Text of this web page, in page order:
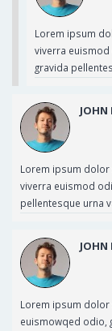
Lorem ipsum
viverra euismod
gravida
JOHN
Lorem ipsum dolor
viverra euismod
pellentesque urna
JOHN
Lorem ipsum dolor
euismowqed odio,